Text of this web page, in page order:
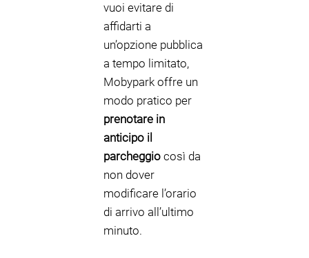
vuoi evitare di
affidarti a
un’opzione pubblica
a tempo limitato,
Mobypark offre un
modo pratico per
prenotare in
anticipo il
parcheggio così da
non dover
modificare l’orario
di arrivo all’ultimo
minuto.